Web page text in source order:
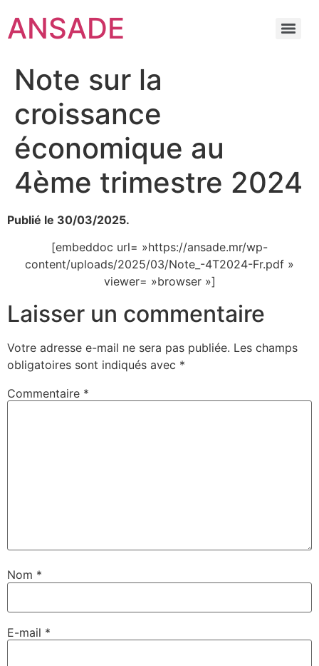
ANSADE
Note sur la
croissance
économique au
4ème trimestre 2024
Publié le 30/03/2025.
[embeddoc url= »https://ansade.mr/wp-
content/uploads/2025/03/Note_-4T2024-Fr.pdf »
viewer= »browser »]
Laisser un commentaire
Votre adresse e-mail ne sera pas publiée. Les champs
obligatoires sont indiqués avec *
Commentaire *
Nom *
E-mail *